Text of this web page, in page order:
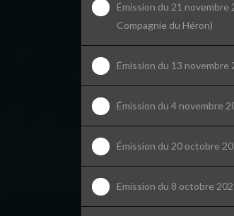
Émission du 21 novembre
Compagnie du Héron)
Émission du 13 novembre
Émission du 4 novembre
Émission du 20 octobre
Emission du 8 octobre